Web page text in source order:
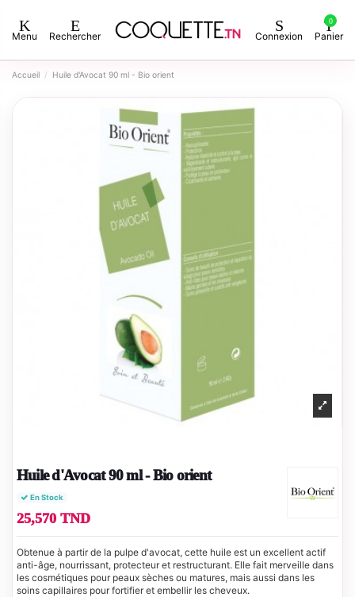
Menu Rechercher Connexion
0
Panier
Accueil Huile d'Avocat 90 ml - Bio orient
Huile d'Avocat 90 ml - Bio orient
En Stock
25,570 TND
Obtenue à partir de la pulpe d'avocat, cette huile est un excellent actif
anti-âge, nourrissant, protecteur et restructurant. Elle fait merveille dans
les cosmétiques pour peaux sèches ou matures, mais aussi dans les
soins capillaires pour fortifier et embellir les cheveux.